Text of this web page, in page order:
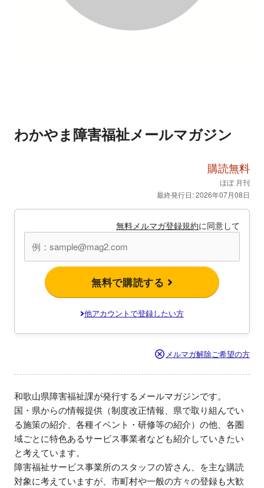
わかやま障害福祉メールマガジン
購読無料
ほぼ 月刊
最終発行日: 2026年07月08日
無料メルマガ登録規約に同意して
無料で購読する
他アカウントで登録したい方
メルマガ解除ご希望の方
和歌山県障害福祉課が発行するメールマガジンです。
国・県からの情報提供（制度改正情報、県で取り組んでい
る施策の紹介、各種イベント・研修等の紹介）の他、各圏
域ごとに特色あるサービス事業者なども紹介していきたい
と考えています。
障害福祉サービス事業所のスタッフの皆さん、を主な購読
対象に考えていますが、市町村や一般の方々の登録も大歓